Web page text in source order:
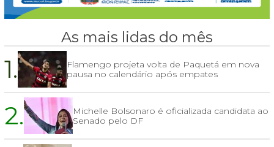
As mais lidas do mês
1.
Flamengo projeta volta de Paquetá em nova
pausa no calendário após empates
2.
Michelle Bolsonaro é oficializada candidata ao
Senado pelo DF